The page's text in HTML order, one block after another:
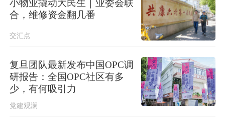
小物业撬动大民生｜业委会联
合，维修资金翻几番
交汇点
复旦团队最新发布中国OPC调
研报告：全国OPC社区有多
少，有何吸引力
党建观澜